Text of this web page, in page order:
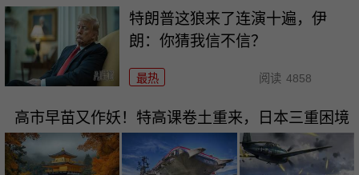
特朗普这狼来了连演十遍，伊
朗：你猜我信不信？
最热 阅读 4858
高市早苗又作妖！特高课卷土重来，日本三重困境